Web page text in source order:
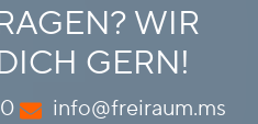
WIR
GERN!
info@freiraum.ms